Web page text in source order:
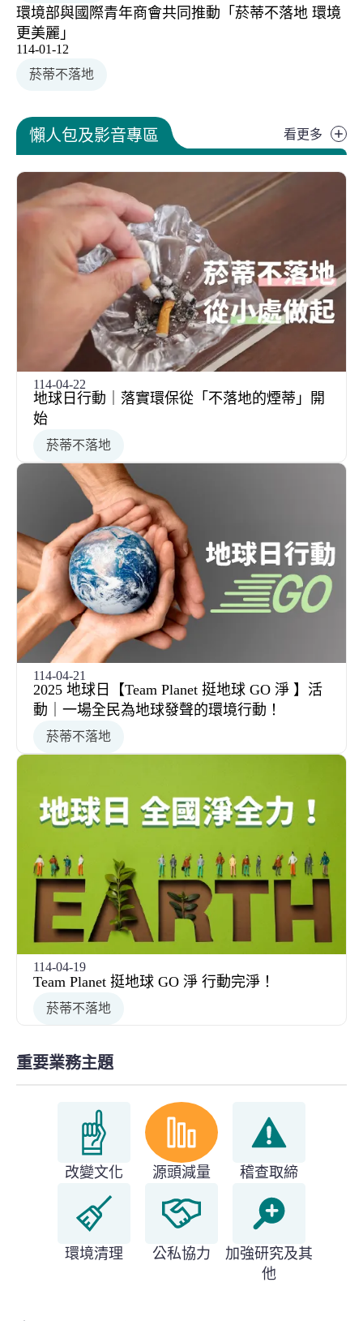
環境部與國際青年商會共同推動「菸蒂不落地 環境
更美麗」
114-01-12
菸蒂不落地
懶人包及影音專區 看更多 懶人
114-04-22
地球日行動｜落實環保從「不落地的煙蒂」開
始
菸蒂不落地
114-04-21
2025 地球日【Team Planet 挺地球 GO 淨 】活
動｜一場全民為地球發聲的環境行動！
菸蒂不落地
114-04-19
Team Planet 挺地球 GO 淨 行動完淨！
菸蒂不落地
重要業務主題
改變文化 源頭減量 稽查取締
環境清理 公私協力
加強研究及其
他